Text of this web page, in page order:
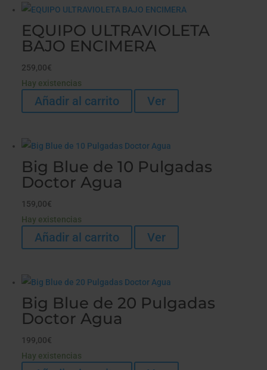
EQUIPO ULTRAVIOLETA
BAJO ENCIMERA
259,00€
Hay existencias
Añadir al carrito Ver
Big Blue de 10 Pulgadas
Doctor Agua
159,00€
Hay existencias
Añadir al carrito Ver
Big Blue de 20 Pulgadas
Doctor Agua
199,00€
Hay existencias